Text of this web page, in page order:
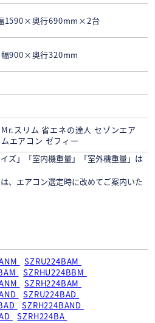
1590×奥行690mm×2台
900×奥行320mm
スリム 省エネの達人 セゾンエア
エアコン ゼフィー
ズ」「室内機重量」「室外機重量」は
、エアコン選定時に改めてご案内いた
SZRU224BAM
SZRHU224BBM
SZRH224BAM
SZRU224BAD
SZRH224BAND
SZRH224BA